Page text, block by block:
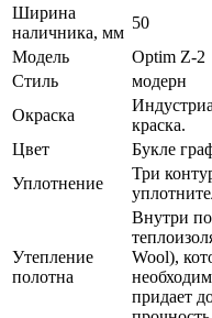
Ширина
наличника, мм
50
Модель
Optim Z-2
Стиль
модерн
Окраска
краска.
Цвет
Букле
Уплотнение
Три
Утепление
полотна
Внутри
Wool),
придает